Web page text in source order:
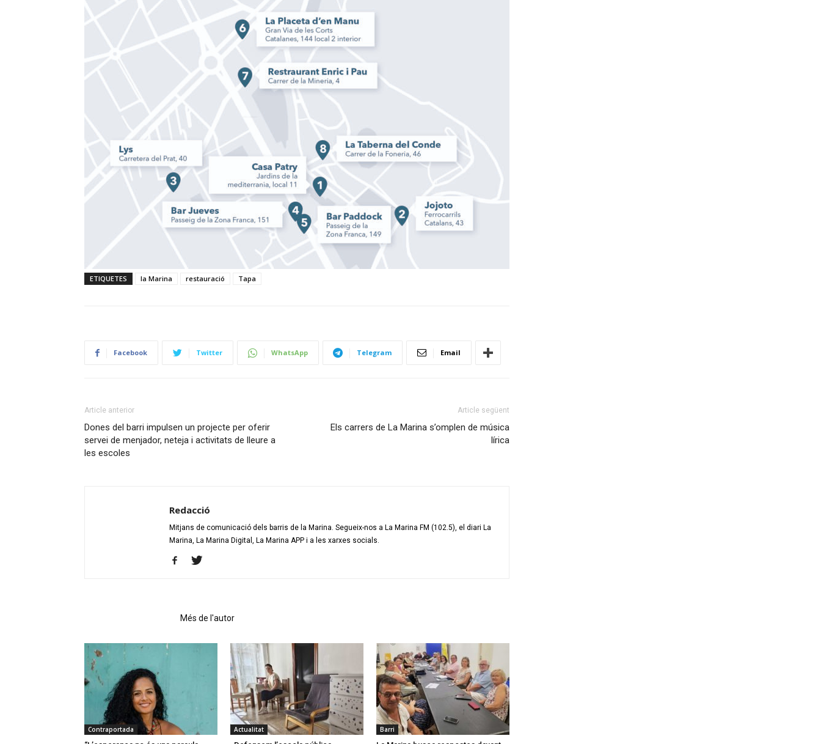
ETIQUETES la Marina restauració Tapa
Facebook Twitter WhatsApp Telegram Email
Article anterior
Dones del barri impulsen un projecte per oferir
servei de menjador, neteja i activitats de lleure a
les escoles
Article següent
Els carrers de La Marina s’omplen de música
lírica
Redacció
Mitjans de comunicació dels barris de la Marina. Segueix-nos a La Marina FM (102.5), el diari La
Marina, La Marina Digital, La Marina APP i a les xarxes socials.
Més de l'autor
Contraportada Actualitat Barri